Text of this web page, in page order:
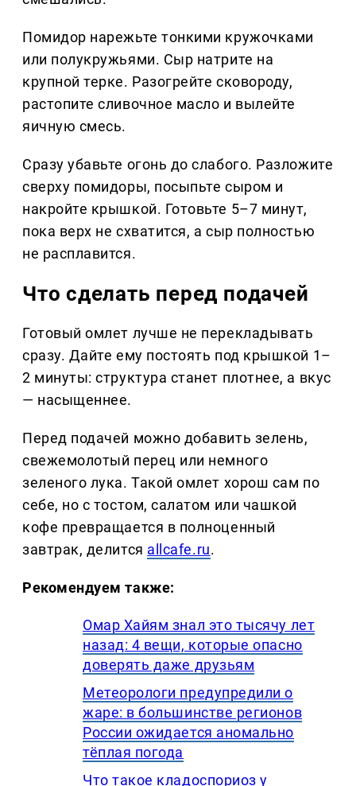
Помидор нарежьте тонкими кружочками
или полукружьями. Сыр натрите на
крупной терке. Разогрейте сковороду,
растопите сливочное масло и вылейте
яичную смесь.
Сразу убавьте огонь до слабого. Разложите
сверху помидоры, посыпьте сыром и
накройте крышкой. Готовьте 5–7 минут,
пока верх не схватится, а сыр полностью
не расплавится.
Что сделать перед подачей
Готовый омлет лучше не перекладывать
сразу. Дайте ему постоять под крышкой 1–
2 минуты: структура станет плотнее, а вкус
— насыщеннее.
Перед подачей можно добавить зелень,
свежемолотый перец или немного
зеленого лука. Такой омлет хорош сам по
себе, но с тостом, салатом или чашкой
кофе превращается в полноценный
завтрак, делится allcafe.ru.
Рекомендуем также:
Омар Хайям знал это тысячу лет
назад: 4 вещи, которые опасно
доверять даже друзьям
Метеорологи предупредили о
жаре: в большинстве регионов
России ожидается аномально
тёплая погода
Что такое кладоспориоз у